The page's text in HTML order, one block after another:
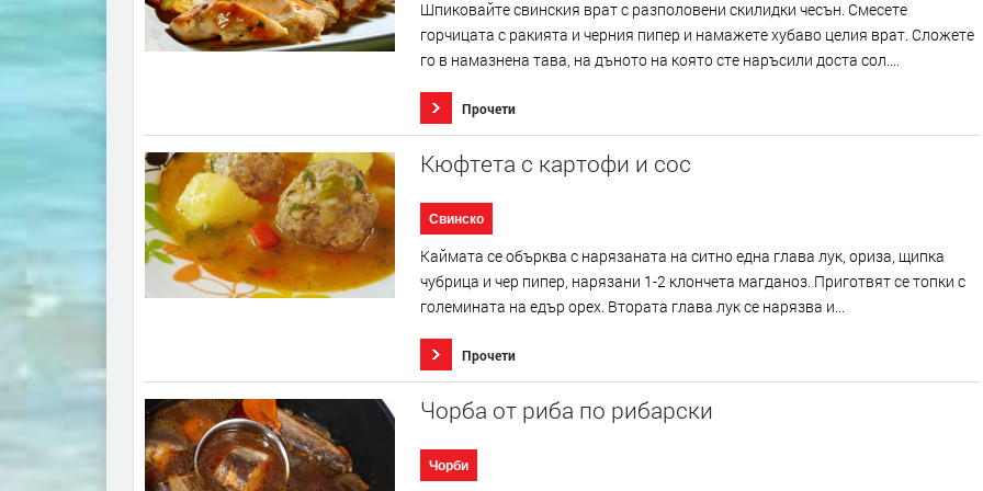
Шпиковайте свинския врат с разполовени скилидки чесън. Смесете
горчицата с ракията и черния пипер и намажете хубаво целия врат. Сложете
го в намазнена тава, на дъното на която сте наръсили доста сол....
Прочети
Кюфтета с картофи и сос
Свинско
Каймата се обърква с нарязаната на ситно една глава лук, ориза, щипка
чубрица и чер пипер, нарязани 1-2 клончета магданоз. Приготвят се топки с
големината на едър орех. Втората глава лук се нарязва и...
Прочети
Чорба от риба по рибарски
Чорби